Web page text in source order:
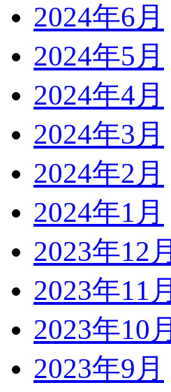
2024年6月
2024年5月
2024年4月
2024年3月
2024年2月
2024年1月
2023年12月
2023年11月
2023年10月
2023年9月